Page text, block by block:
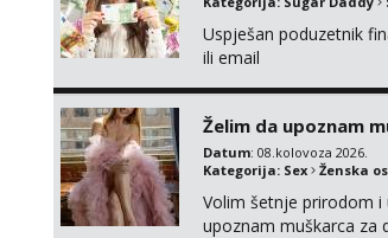
Uspješan poduzetnik
ili email
Želim da upoznam
Datum: 08.kolovoza 2026.
Kategorija: Sex Ženska
Volim šetnje prirodom i
upoznam muškarca za